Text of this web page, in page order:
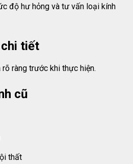
độ hư hỏng và tư vấn loại kính
chi tiết
ràng trước khi thực hiện.
cũ
thất